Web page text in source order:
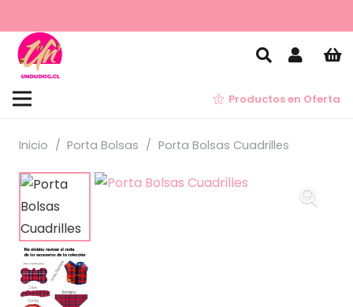
Productos en Oferta
Inicio / Porta Bolsas / Porta Bolsas Cuadrilles